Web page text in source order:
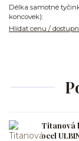
Délka samotné
koncovek):
Hlídat cenu /
Titanová
ocel